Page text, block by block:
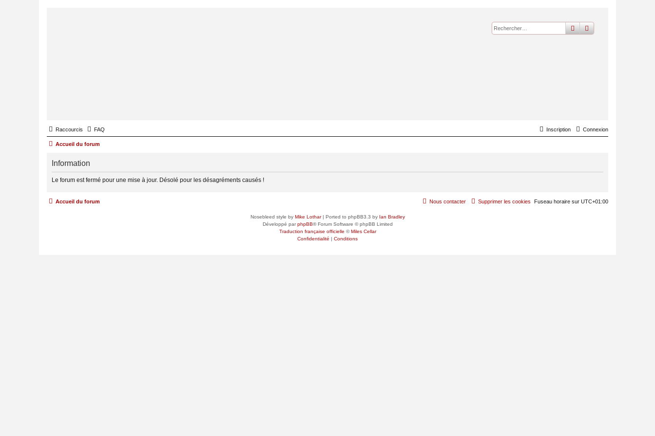
rechercher
recherche
Raccourcis FAQ Connexion
Inscription
Accueil du forum
Information
Le forum est fermé pour une mise à jour. Désolé pour les désagréments causés !
Accueil du forum Fuseau horaire sur UTC+01:00
Supprimer les cookies
Nous contacter
Nosebleed style by Mike Lothar| Ported to phpBB3.3 by Ian Bradley
Développé parphpBB® Forum Software © phpBB Limited
Traduction française officielle ©Miles Cellar
Confidentialité | Conditions